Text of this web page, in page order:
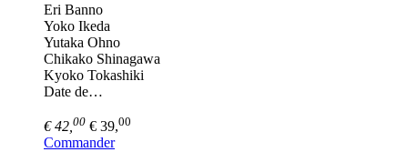
Eri Banno
Yoko Ikeda
Yutaka Ohno
Chikako Shinagawa
Kyoko Tokashiki
Date de…
€ 42, 00 € 39,00
Commander